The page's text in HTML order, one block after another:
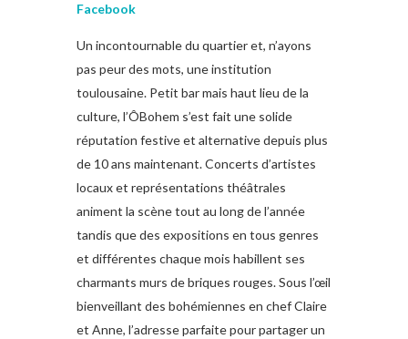
Facebook
Un incontournable du quartier et, n’ayons
pas peur des mots, une institution
toulousaine. Petit bar mais haut lieu de la
culture, l’ÔBohem s’est fait une solide
réputation festive et alternative depuis plus
de 10 ans maintenant. Concerts d’artistes
locaux et représentations théâtrales
animent la scène tout au long de l’année
tandis que des expositions en tous genres
et différentes chaque mois habillent ses
charmants murs de briques rouges. Sous l’œil
bienveillant des bohémiennes en chef Claire
et Anne, l’adresse parfaite pour partager un